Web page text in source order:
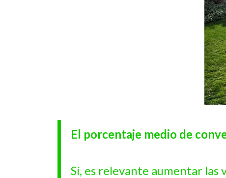
El porcentaje medio de
Sí, es relevante aumentar